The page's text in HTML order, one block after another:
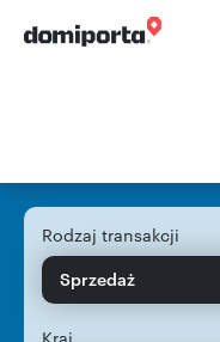
Rodzaj transakcji
Sprzedaż
Kraj